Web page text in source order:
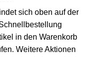
sich oben auf der
in den Warenkorb
Weitere Aktionen